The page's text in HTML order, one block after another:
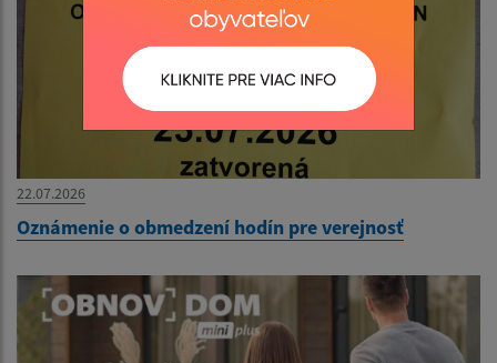
22.07.2026
Oznámenie o obmedzení hodín pre verejnosť